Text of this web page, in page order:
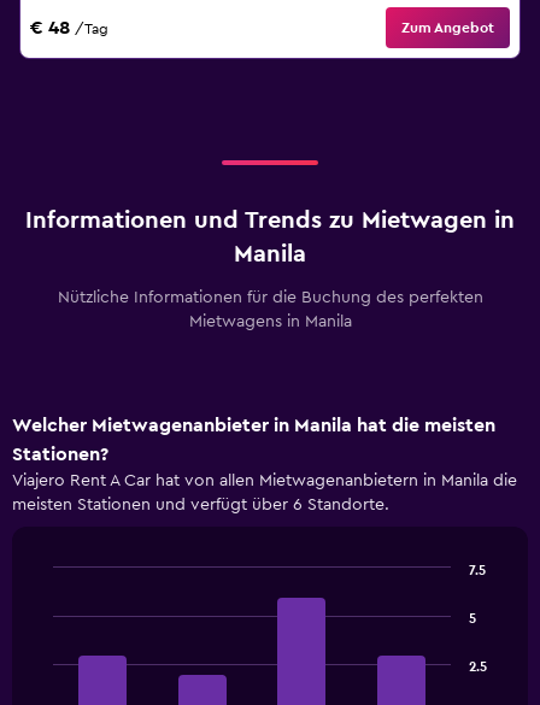
€ 48 /Tag Zum Angebot
Informationen und Trends zu Mietwagen in
Manila
Nützliche Informationen für die Buchung des perfekten
Mietwagens in Manila
Welcher Mietwagenanbieter in Manila hat die meisten
Stationen?
Viajero Rent A Car hat von allen Mietwagenanbietern in Manila die
meisten Stationen und verfügt über 6 Standorte.
bars.
2.5
5
7.5